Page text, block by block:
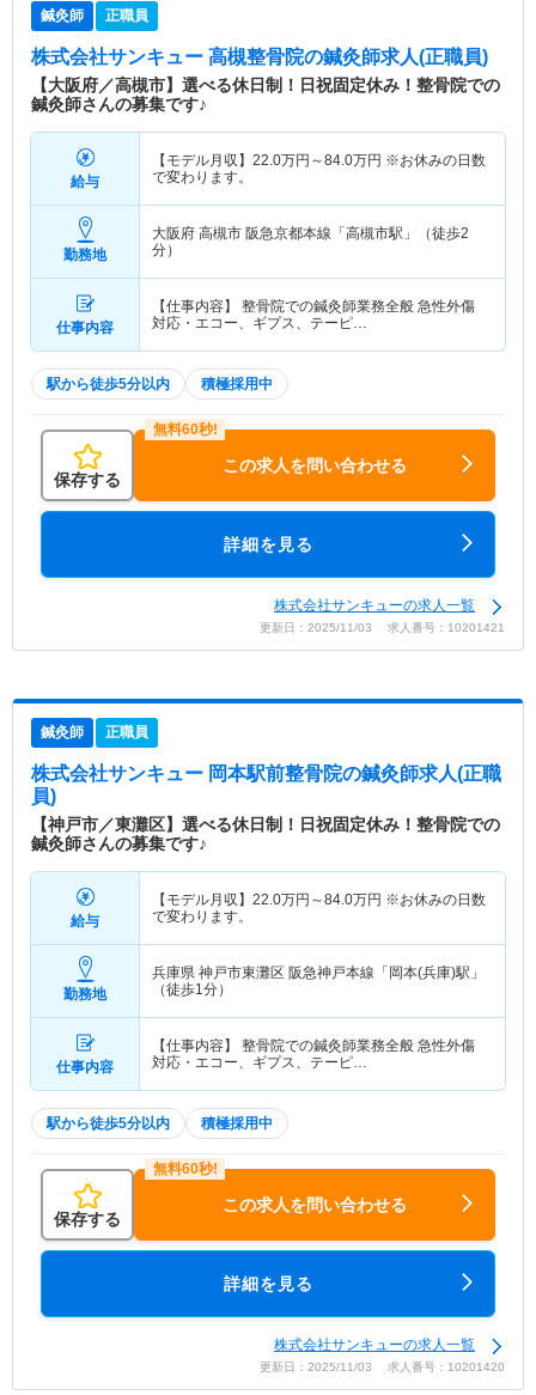
鍼灸師 正職員
株式会社サンキュー 高槻整骨院の鍼灸師求人(正職員)
【大阪府／高槻市】選べる休日制！日祝固定休み！整骨院での
鍼灸師さんの募集です♪
給与
【モデル月収】 22.0万円～84.0万円 ※お休みの日数
で変わります。
勤務地
大阪府 高槻市 阪急京都本線「高槻市駅」（徒歩2
分）
仕事内容
【仕事内容】 整骨院での鍼灸師業務全般 急性外傷
対応・エコー、ギプス、テーピ…
駅から徒歩5分以内 積極採用中
保存する
この求人を問い合わせる
詳細を見る
株式会社サンキューの求人一覧
更新日：2025/11/03 求人番号：10201421
鍼灸師 正職員
株式会社サンキュー 岡本駅前整骨院の鍼灸師求人(正職
員)
【神戸市／東灘区】選べる休日制！日祝固定休み！整骨院での
鍼灸師さんの募集です♪
給与
【モデル月収】 22.0万円～84.0万円 ※お休みの日数
で変わります。
勤務地
兵庫県 神戸市東灘区 阪急神戸本線「岡本(兵庫)駅」
（徒歩1分）
仕事内容
【仕事内容】 整骨院での鍼灸師業務全般 急性外傷
対応・エコー、ギプス、テーピ…
駅から徒歩5分以内 積極採用中
保存する
この求人を問い合わせる
詳細を見る
株式会社サンキューの求人一覧
更新日：2025/11/03 求人番号：10201420